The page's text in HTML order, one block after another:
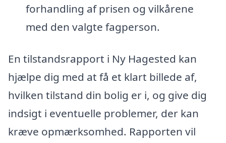
forhandling af prisen og vilkårene
med den valgte fagperson.
En tilstandsrapport i Ny Hagested kan
hjælpe dig med at få et klart billede af,
hvilken tilstand din bolig er i, og give dig
indsigt i eventuelle problemer, der kan
kræve opmærksomhed. Rapporten vil